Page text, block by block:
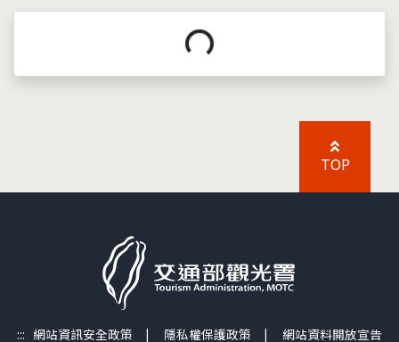
載入中...
TOP
::: 網站資訊安全政策 | 隱私權保護政策 | 網站資料開放宣告